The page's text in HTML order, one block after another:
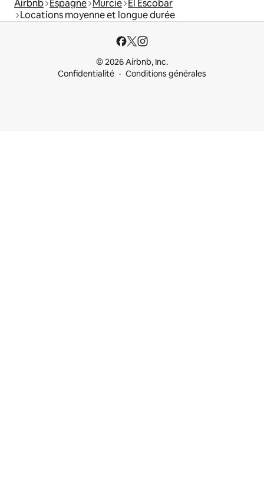
Airbnb Espagne Murcie El Escobar
Locations moyenne et longue durée
© 2026 Airbnb, Inc.
Confidentialité
Conditions générales